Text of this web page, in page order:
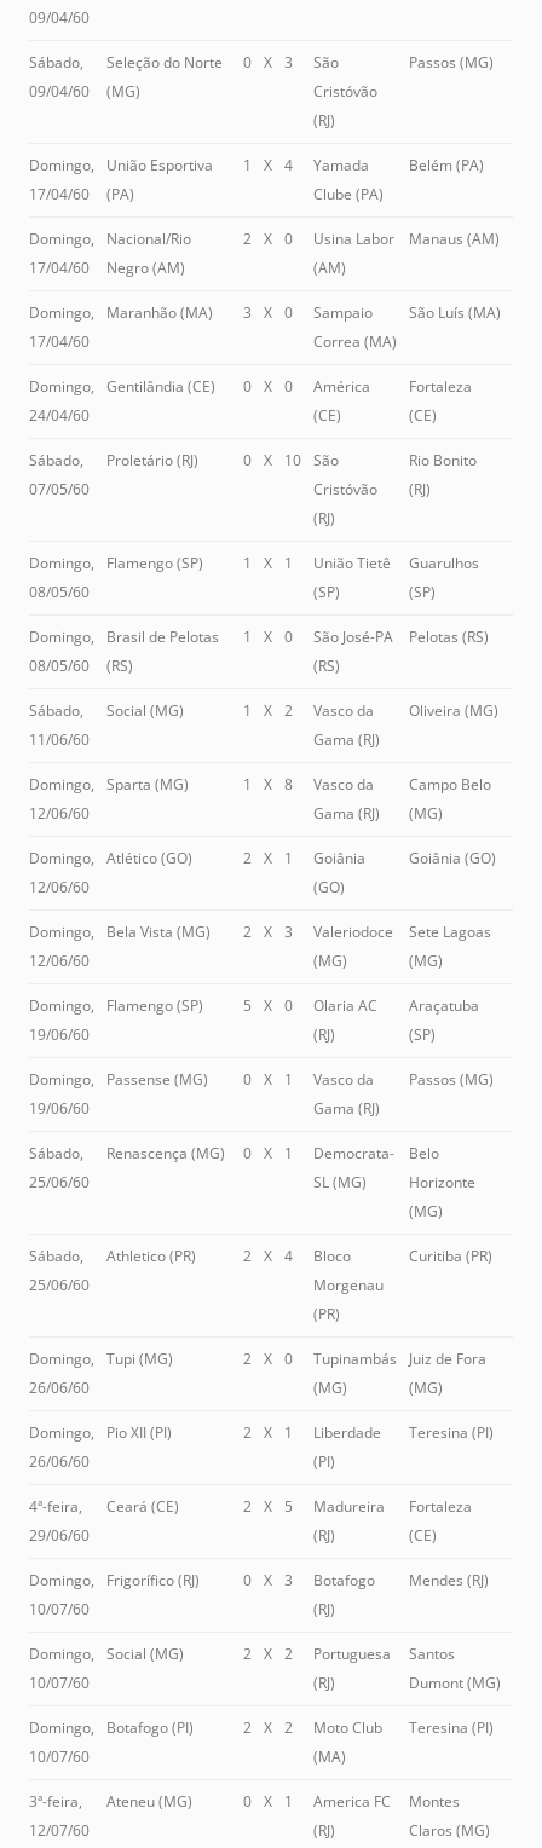
09/04/60
Sábado,
09/04/60
Seleção do Norte
(MG)
0 X 3
São
Cristóvão
(RJ)
Passos (MG)
Domingo,
17/04/60
União Esportiva
(PA)
1 X 4
Yamada
Clube (PA)
Belém (PA)
Domingo,
17/04/60
Nacional/Rio
Negro (AM)
2 X 0
Usina Labor
(AM)
Manaus (AM)
Domingo,
17/04/60
Maranhão (MA) 3 X 0
Sampaio
Correa (MA)
São Luís (MA)
Domingo,
24/04/60
Gentilândia (CE) 0 X 0
América
(CE)
Fortaleza
(CE)
Sábado,
07/05/60
Proletário (RJ) 0 X 10 São
Cristóvão
(RJ)
Rio Bonito
(RJ)
Domingo,
08/05/60
Flamengo (SP) 1 X 1
União Tietê
(SP)
Guarulhos
(SP)
Domingo,
08/05/60
Brasil de Pelotas
(RS)
1 X 0
São José-PA
(RS)
Pelotas (RS)
Sábado,
11/06/60
Social (MG) 1 X 2
Vasco da
Gama (RJ)
Oliveira (MG)
Domingo,
12/06/60
Sparta (MG) 1 X 8
Vasco da
Gama (RJ)
Campo Belo
(MG)
Domingo,
12/06/60
Atlético (GO) 2 X 1
Goiânia
(GO)
Goiânia (GO)
Domingo,
12/06/60
Bela Vista (MG) 2 X 3
Valeriodoce
(MG)
Sete Lagoas
(MG)
Domingo,
19/06/60
Flamengo (SP) 5 X 0
Olaria AC
(RJ)
Araçatuba
(SP)
Domingo,
19/06/60
Passense (MG) 0 X 1
Vasco da
Gama (RJ)
Passos (MG)
Sábado,
25/06/60
Renascença (MG) 0 X 1
Democrata-
SL (MG)
Belo
Horizonte
(MG)
Sábado,
25/06/60
Athletico (PR) 2 X 4
Bloco
Morgenau
(PR)
Curitiba (PR)
Domingo,
26/06/60
Tupi (MG) 2 X 0
Tupinambás
(MG)
Juiz de Fora
(MG)
Domingo,
26/06/60
Pio XII (PI) 2 X 1
Liberdade
(PI)
Teresina (PI)
4ª-feira,
29/06/60
Ceará (CE) 2 X 5
Madureira
(RJ)
Fortaleza
(CE)
Domingo,
10/07/60
Frigorífico (RJ) 0 X 3
Botafogo
(RJ)
Mendes (RJ)
Domingo,
10/07/60
Social (MG) 2 X 2
Portuguesa
(RJ)
Santos
Dumont (MG)
Domingo,
10/07/60
Botafogo (PI) 2 X 2
Moto Club
(MA)
Teresina (PI)
3ª-feira,
12/07/60
Ateneu (MG) 0 X 1
America FC
(RJ)
Montes
Claros (MG)